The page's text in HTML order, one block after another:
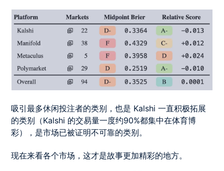
吸引最多休闲投注者的类别，也是 Kalshi 一直积极拓展
的类别（Kalshi 的交易量一度约90%都集中在体育博
彩），是市场已被证明不可靠的类别。
现在来看各个市场，这才是故事更加精彩的地方。